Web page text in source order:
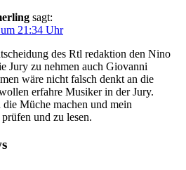
sagt:
21:34 Uhr
des Rtl redaktion den Nino
Jury zu nehmen auch Giovanni
wäre nicht falsch denkt an die
erfahre Musiker in der Jury.
die Müche machen und mein
und zu lesen.